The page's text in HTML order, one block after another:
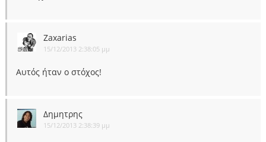
Zaxarias
15/12/2013 2:38:05 μμ
Αυτός ήταν ο στόχος!
Δημητρης
15/12/2013 2:38:39 μμ